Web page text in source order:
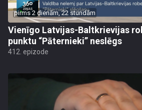
pirms 2 dienām, 22 stundām
Vienīgo Latvijas-Baltkrievijas
punktu “Pāternieki” neslēgs
412. epizode